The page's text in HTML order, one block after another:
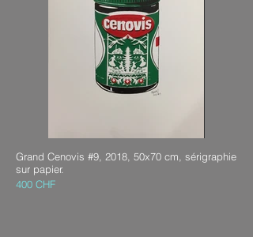
Grand Cenovis #9, 2018, 50x70 cm, sérigraphie
sur papier.
400 CHF